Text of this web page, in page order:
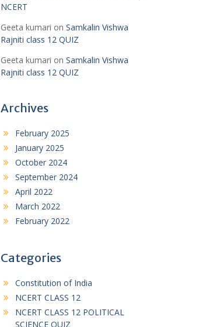
NCERT
Geeta kumari on Samkalin Vishwa
Rajniti class 12 QUIZ
Geeta kumari on Samkalin Vishwa
Rajniti class 12 QUIZ
Archives
February 2025
January 2025
October 2024
September 2024
April 2022
March 2022
February 2022
Categories
Constitution of India
NCERT CLASS 12
NCERT CLASS 12 POLITICAL
SCIENCE QUIZ